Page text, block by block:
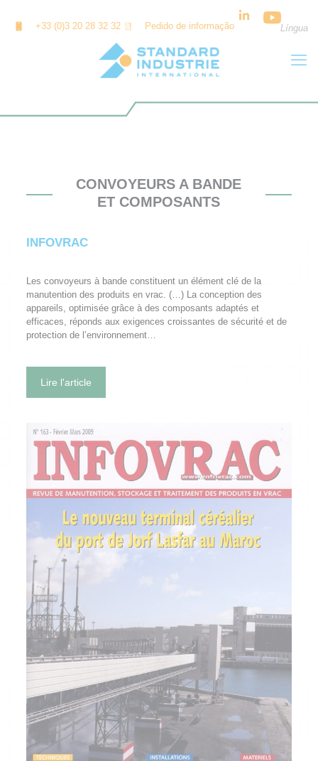
+33 (0)3 20 28 32 32 Pedido de informação Língua
CONVOYEURS A BANDE
ET COMPOSANTS
INFOVRAC
Les convoyeurs à bandeconstituent un élément clé de la
manutention des produits en vrac. (…) La conception des
appareils, optimisée grâce à des composants adaptés et
efficaces, réponds aux exigences croissantes de sécurité et de
protection de l’environnement…
Lire l'article